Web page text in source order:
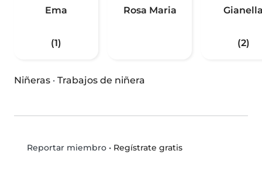
Ema
(1)
Rosa Maria
(2)
Niñeras · Trabajos de niñera
Reportar miembro• Regístrate gratis